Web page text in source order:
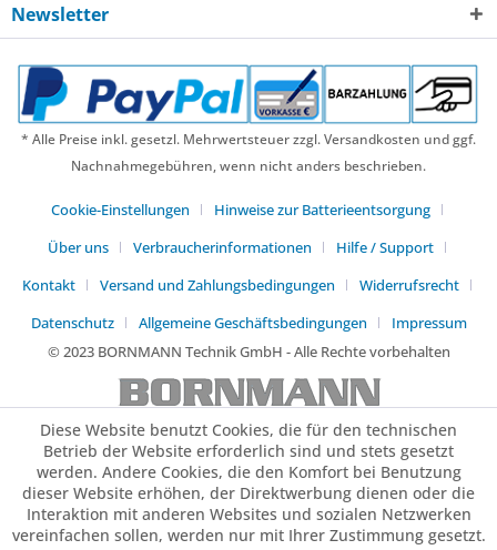
Newsletter
* Alle Preise inkl. gesetzl. Mehrwertsteuer zzgl. Versandkosten und ggf.
Nachnahmegebühren, wenn nicht anders beschrieben.
Cookie-Einstellungen
Hinweise zur Batterieentsorgung
Über uns
Verbraucherinformationen
Hilfe / Support
Kontakt
Versand und Zahlungsbedingungen
Widerrufsrecht
Datenschutz
Allgemeine Geschäftsbedingungen
Impressum
© 2023 BORNMANN Technik GmbH - Alle Rechte vorbehalten
Diese Website benutzt Cookies, die für den technischen
Betrieb der Website erforderlich sind und stets gesetzt
werden. Andere Cookies, die den Komfort bei Benutzung
dieser Website erhöhen, der Direktwerbung dienen oder die
Interaktion mit anderen Websites und sozialen Netzwerken
vereinfachen sollen, werden nur mit Ihrer Zustimmung gesetzt.